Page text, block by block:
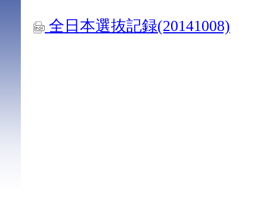
全日本選抜記録(20141008)